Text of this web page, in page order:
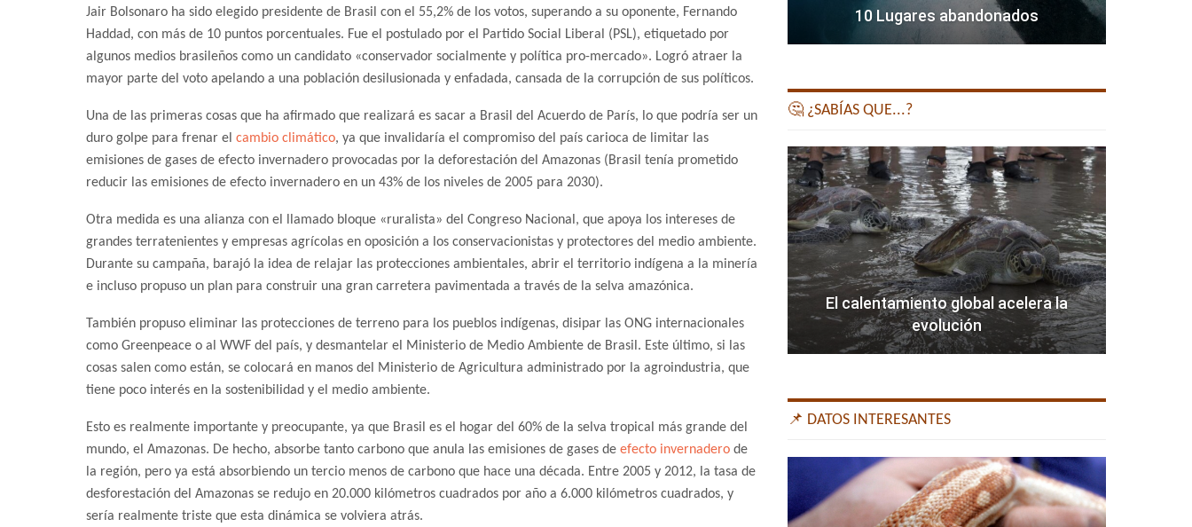
Jair Bolsonaro ha sido elegido presidente de Brasil con el 55,2% de los votos, superando a su oponente, Fernando
Haddad, con más de 10 puntos porcentuales. Fue el postulado por el Partido Social Liberal (PSL), etiquetado por
algunos medios brasileños como un candidato «conservador socialmente y política pro-mercado». Logró atraer la
mayor parte del voto apelando a una población desilusionada y enfadada, cansada de la corrupción de sus políticos.
Una de las primeras cosas que ha afirmado que realizará es sacar a Brasil del Acuerdo de París, lo que podría ser un
duro golpe para frenar el cambio climático, ya que invalidaría el compromiso del país carioca de limitar las
emisiones de gases de efecto invernadero provocadas por la deforestación del Amazonas (Brasil tenía prometido
reducir las emisiones de efecto invernadero en un 43% de los niveles de 2005 para 2030).
Otra medida es una alianza con el llamado bloque «ruralista» del Congreso Nacional, que apoya los intereses de
grandes terratenientes y empresas agrícolas en oposición a los conservacionistas y protectores del medio ambiente.
Durante su campaña, barajó la idea de relajar las protecciones ambientales, abrir el territorio indígena a la minería
e incluso propuso un plan para construir una gran carretera pavimentada a través de la selva amazónica.
También propuso eliminar las protecciones de terreno para los pueblos indígenas, disipar las ONG internacionales
como Greenpeace o al WWF del país, y desmantelar el Ministerio de Medio Ambiente de Brasil. Este último, si las
cosas salen como están, se colocará en manos del Ministerio de Agricultura administrado por la agroindustria, que
tiene poco interés en la sostenibilidad y el medio ambiente.
Esto es realmente importante y preocupante, ya que Brasil es el hogar del 60% de la selva tropical más grande del
mundo, el Amazonas. De hecho, absorbe tanto carbono que anula las emisiones de gases de efecto invernadero de
la región, pero ya está absorbiendo un tercio menos de carbono que hace una década. Entre 2005 y 2012, la tasa de
desforestación del Amazonas se redujo en 20.000 kilómetros cuadrados por año a 6.000 kilómetros cuadrados, y
sería realmente triste que esta dinámica se volviera atrás.
10 Lugares abandonados
🤔 ¿SABÍAS QUE...?
El calentamiento global acelera la
evolución
📌 DATOS INTERESANTES